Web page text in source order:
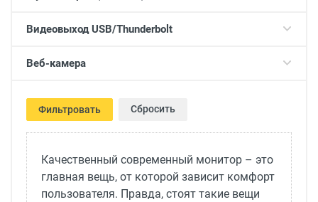
Видеовыход USB/Thunderbolt
Веб-камера
Фильтровать Сбросить
Качественный современный монитор – это
главная вещь, от которой зависит комфорт
пользователя. Правда, стоят такие вещи